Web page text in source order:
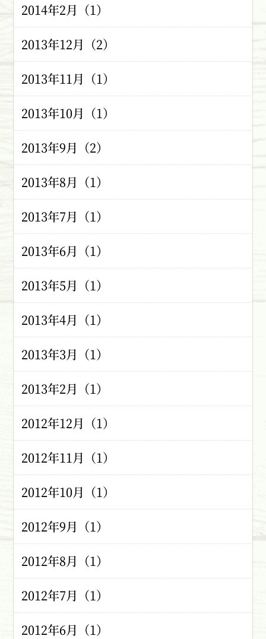
2014年2月（1）
2013年12月（2）
2013年11月（1）
2013年10月（1）
2013年9月（2）
2013年8月（1）
2013年7月（1）
2013年6月（1）
2013年5月（1）
2013年4月（1）
2013年3月（1）
2013年2月（1）
2012年12月（1）
2012年11月（1）
2012年10月（1）
2012年9月（1）
2012年8月（1）
2012年7月（1）
2012年6月（1）